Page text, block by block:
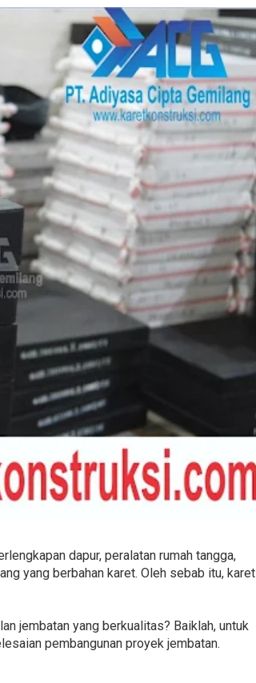
dapur, peralatan rumah tangga,
yang berbahan karet. Oleh sebab itu, karet
jembatan yang berkualitas? Baiklah, untuk
pembangunan proyek jembatan.